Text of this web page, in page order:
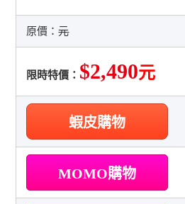
原價：元
限時特價： $2,490元
蝦皮購物
MOMO購物